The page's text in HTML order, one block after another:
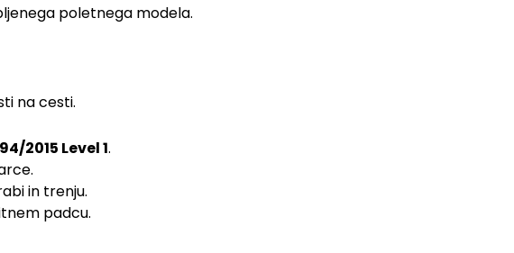
poletnega modela.
na cesti.
2015 Level 1.
in trenju.
padcu.